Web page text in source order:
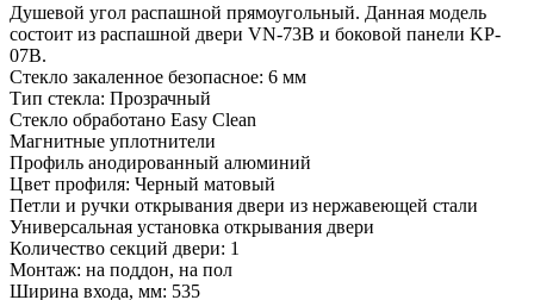
Душевой угол распашной прямоугольный. Данная модель
состоит из распашной двери VN-73B и боковой панели KP-
07B.
Стекло закаленное безопасное: 6 мм
Тип стекла: Прозрачный
Стекло обработано Easy Clean
Магнитные уплотнители
Профиль анодированный алюминий
Цвет профиля: Черный матовый
Петли и ручки открывания двери из нержавеющей стали
Универсальная установка открывания двери
Количество секций двери: 1
Монтаж: на поддон, на пол
Ширина входа, мм: 535